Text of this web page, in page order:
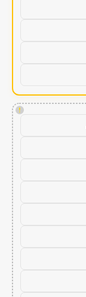
!